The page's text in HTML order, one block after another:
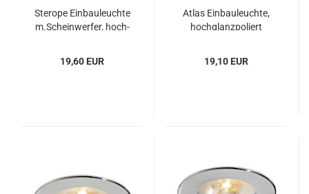
Stero­pe Ein­bau­leuch­te
m.Schein­wer­fer, hoch­
19,60 EUR
Atlas Ein­bau­leuch­te,
hoch­glanz­po­liert
19,10 EUR